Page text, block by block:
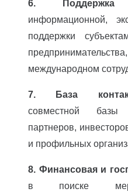
6.
информационной,
поддержки
международном
7. База
совместной базы
партнеров,
и профильных
8. Финансовая и
в поиске мер